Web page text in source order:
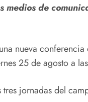
medios de
nueva
25 de agosto a
jornadas del